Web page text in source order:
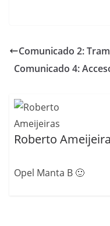
Comunicado 2:
Comunicado 4:
Roberto
Opel Manta B 🙂